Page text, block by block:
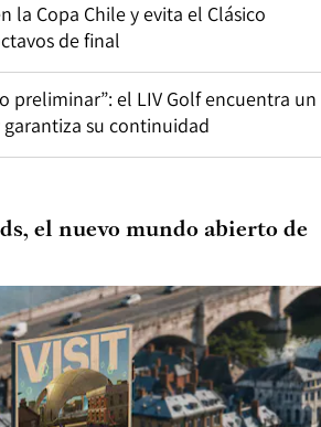
la Copa Chile y evita el Clásico
de final
preliminar”: el LIV Golf encuentra un
su continuidad
el nuevo mundo abierto de